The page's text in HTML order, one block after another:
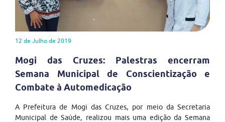
12 de Julho de 2019
Mogi das Cruzes: Palestras encerram
Semana Municipal de Conscientização e
Combate à Automedicação
A Prefeitura de Mogi das Cruzes, por meio da Secretaria
Municipal de Saúde, realizou mais uma edição da Semana